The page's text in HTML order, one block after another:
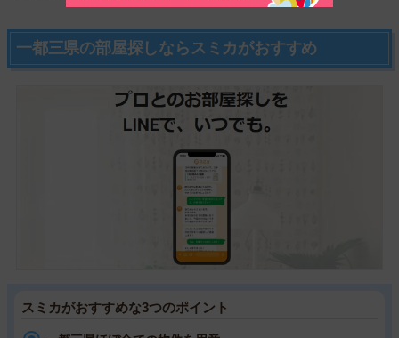
一都三県の部屋探しならスミカがおすすめ
スミカがおすすめな3つのポイント